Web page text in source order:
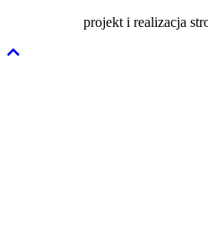
projekt i realizacja
Przewiń